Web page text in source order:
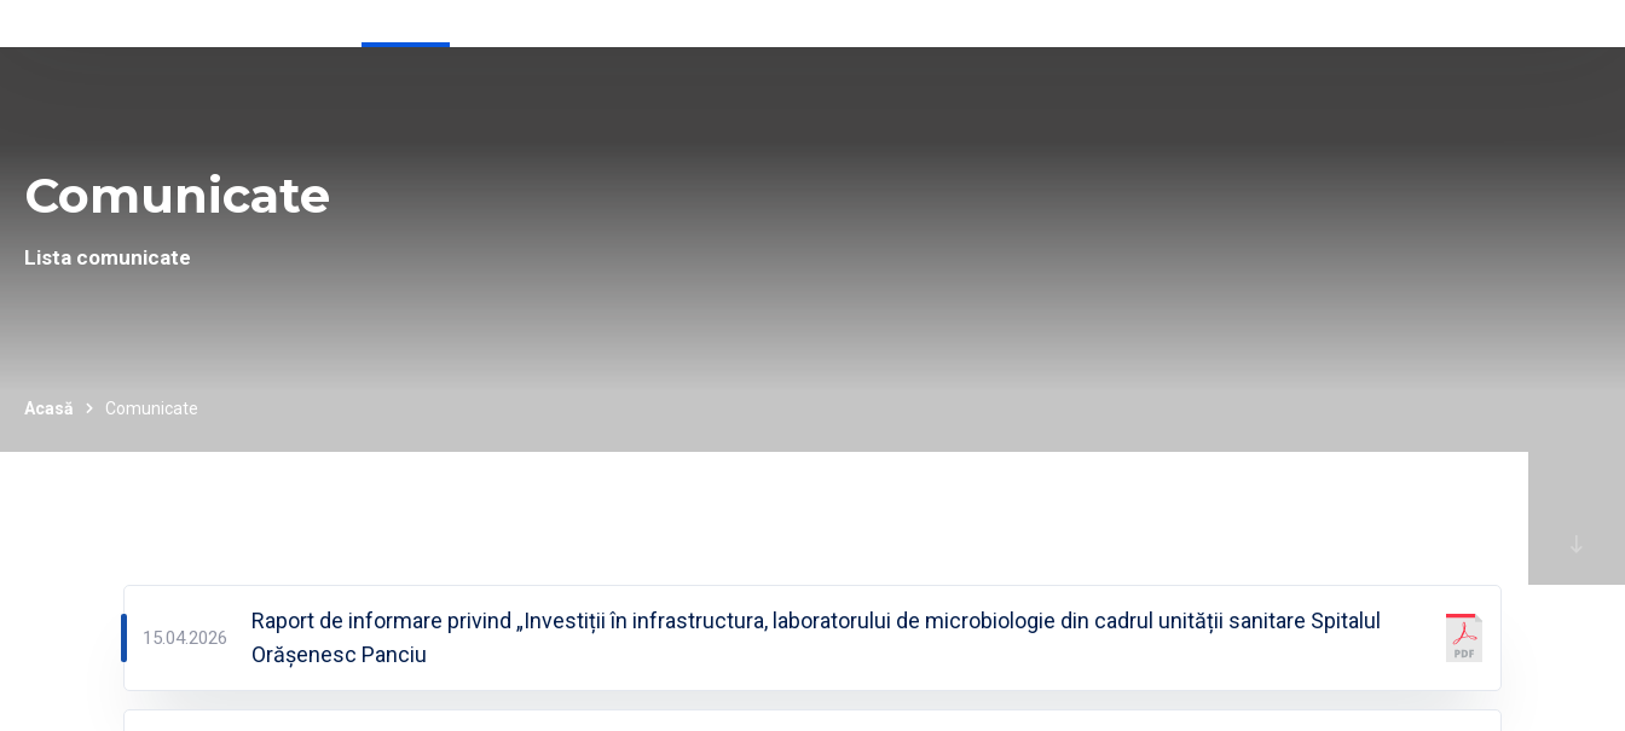
Comunicate
Lista comunicate
Acasă Comunicate
15.04.2026
Raport de informare privind „Investiții în infrastructura, laboratorului de microbiologie din cadrul unității sanitare Spitalul
Orășenesc Panciu